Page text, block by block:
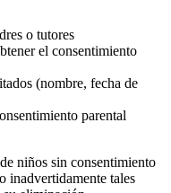
o tutores
el consentimiento
(nombre, fecha de
parental
niños sin consentimiento
inadvertidamente tales